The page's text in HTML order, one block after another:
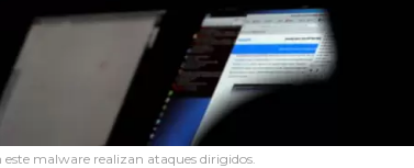
este malware realizan ataques dirigidos.